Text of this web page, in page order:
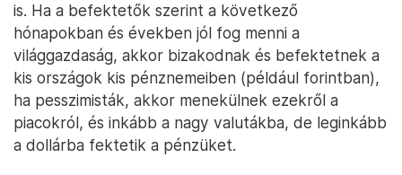
is. Ha a befektetők szerint a következő
hónapokban és években jól fog menni a
világgazdaság, akkor bizakodnak és befektetnek a
kis országok kis pénznemeiben (például forintban),
ha pesszimisták, akkor menekülnek ezekről a
piacokról, és inkább a nagy valutákba, de leginkább
a dollárba fektetik a pénzüket.